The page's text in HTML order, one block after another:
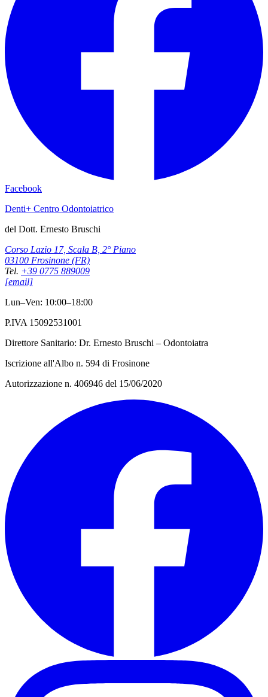
Facebook
Denti+ Centro Odontoiatrico
del Dott. Ernesto Bruschi
Corso Lazio 17, Scala B, 2° Piano
03100 Frosinone (FR)
Tel. +39 0775 889009
[email]
Lun–Ven: 10:00–18:00
P.IVA 15092531001
Direttore Sanitario: Dr. Ernesto Bruschi – Odontoiatra
Iscrizione all'Albo n. 594 di Frosinone
Autorizzazione n. 406946 del 15/06/2020